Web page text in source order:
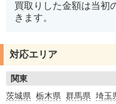
買取りした金額は当初
きます。
対応エリア
関東
茨城県 栃木県 群馬県 埼玉